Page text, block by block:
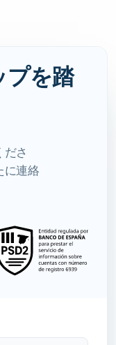
プを踏
ださ
に連絡